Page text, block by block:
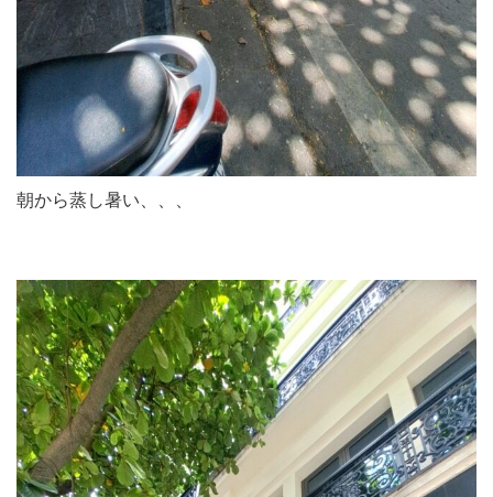
朝から蒸し暑い、、、